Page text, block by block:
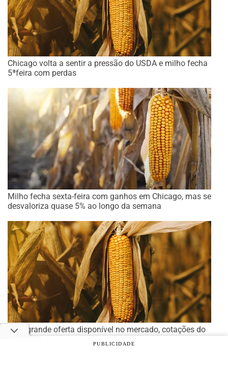
Chicago volta a sentir a pressão do USDA e milho fecha
5ªfeira com perdas
Milho fecha sexta-feira com ganhos em Chicago, mas se
desvaloriza quase 5% ao longo da semana
Com grande oferta disponível no mercado, cotações do
milho na B3 fecham em queda nesta quinta-feira
PUBLICIDADE